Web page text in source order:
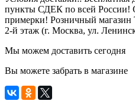
пункты СДЕК по всей России!
примерки! Розничный
2-й этаж (г. Москва, ул.
Мы можем доставить сегодня
Вы можете забрать в магазине